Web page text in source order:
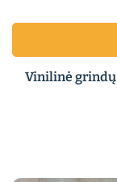
Vinilinė grindų